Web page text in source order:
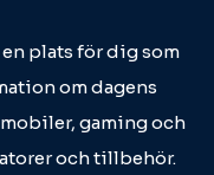
plats för dig som
om dagens
gaming och
och tillbehör.